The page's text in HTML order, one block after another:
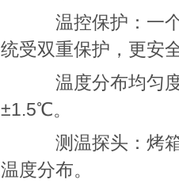
温控保护：一个智
统受双重保护，更安
温度分布均匀度：
±1.5℃。
测温探头：烤箱内
温度分布。